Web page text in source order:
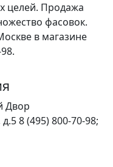
целей. Продажа
фасовок.
в магазине
Двор
8 (495) 800-70-98;